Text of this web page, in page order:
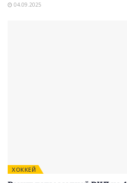
04.09.2025
ХОККЕЙ